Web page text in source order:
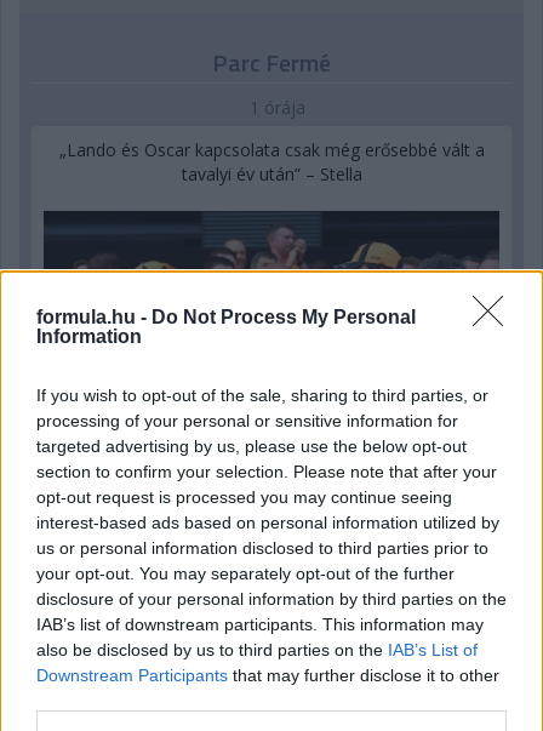
formula.hu - Do Not Process My Personal
Information
If you wish to opt-out of the sale, sharing to third parties, or
processing of your personal or sensitive information for
targeted advertising by us, please use the below opt-out
section to confirm your selection. Please note that after your
opt-out request is processed you may continue seeing
interest-based ads based on personal information utilized by
us or personal information disclosed to third parties prior to
your opt-out. You may separately opt-out of the further
disclosure of your personal information by third parties on the
IAB’s list of downstream participants. This information may
also be disclosed by us to third parties on the IAB’s List of
Downstream Participants that may further disclose it to other
Parc Fermé
1 órája
„Lando és Oscar kapcsolata csak még erősebbé vált a
tavalyi év után” – Stella
3 órája
Hamarosan leáll az idei F1-es fejlesztésekkel a Cadillac